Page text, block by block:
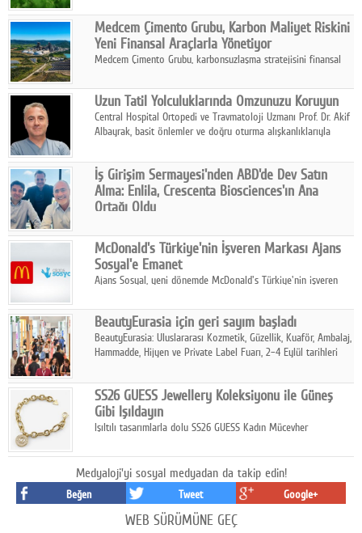
sahipliğinde gerçekleştirilecek.
Medcem Çimento Grubu, Karbon Maliyet Riskini
Yeni Finansal Araçlarla Yönetiyor
Medcem Çimento Grubu, karbonsuzlaşma stratejisini finansal
Uzun Tatil Yolculuklarında Omzunuzu Koruyun
Central Hospital Ortopedi ve Travmatoloji Uzmanı Prof. Dr. Akif
Albayrak, basit önlemler ve doğru oturma alışkanlıklarıyla
İş Girişim Sermayesi'nden ABD'de Dev Satın
Alma: Enlila, Crescenta Biosciences'ın Ana
Ortağı Oldu
stratejisini uluslararası ölçeğe taşıyan satın alma hamlesini
tamamladı.
McDonald's Türkiye'nin İşveren Markası Ajans
Sosyal'e Emanet
Ajans Sosyal, yeni dönemde McDonald's Türkiye'nin işveren
BeautyEurasia için geri sayım başladı
BeautyEurasia: Uluslararası Kozmetik, Güzellik, Kuaför, Ambalaj,
Hammadde, Hijyen ve Private Label Fuarı, 2–4 Eylül tarihleri
SS26 GUESS Jewellery Koleksiyonu ile Güneş
Gibi Işıldayın
Işıltılı tasarımlarla dolu SS26 GUESS Kadın Mücevher
dokunuşunu taşıyor.
Medyaloji'yi sosyal medyadan da takip edin!
Beğen Tweet Google+
WEB SÜRÜMÜNE GEÇ